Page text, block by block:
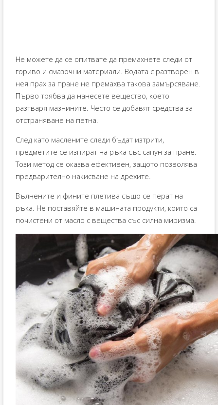
Не можете да се опитвате да премахнете следи от
гориво и смазочни материали. Водата с разтворен в
нея прах за пране не премахва такова замърсяване.
Първо трябва да нанесете вещество, което
разтваря мазнините. Често се добавят средства за
отстраняване на петна.
След като маслените следи бъдат изтрити,
предметите се изпират на ръка със сапун за пране.
Този метод се оказва ефективен, защото позволява
предварително накисване на дрехите.
Вълнените и фините плетива също се перат на
ръка. Не поставяйте в машината продукти, които са
почистени от масло с вещества със силна миризма.